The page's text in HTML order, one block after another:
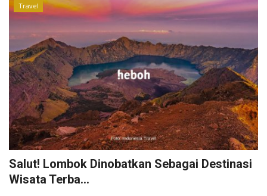
Travel
Salut! Lombok Dinobatkan Sebagai Destinasi
Wisata Terba...